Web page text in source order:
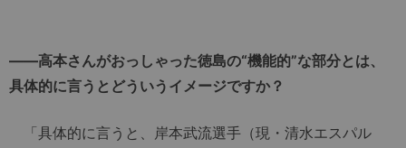
――高本さんがおっしゃった徳島の“機能的”な部分とは、
具体的に言うとどういうイメージですか？
「具体的に言うと、岸本武流選手（現・清水エスパル